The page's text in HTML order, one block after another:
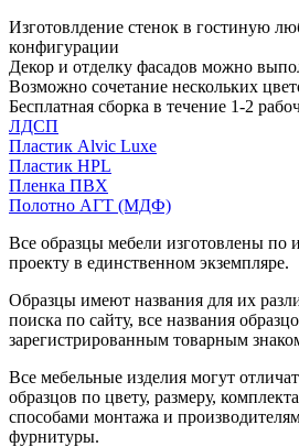
Изготовлдение стенок в гостиную
конфигурации
Декор и отделку фасадов можно
Возможно сочетание нескольких
Бесплатная сборка в течение 1-2
ЛДСП
Пластик Alvic Luxe
Пластик HPL
Пленка ПВХ
Полотно АГТ (МДФ)
Все образцы мебели изготовлены по
проекту в единственном экземпляре.
Образцы имеют названия для их
поиска по сайту, все названия
зарегистрированным товарным
Все мебельные изделия могут
образцов по цвету, размеру,
способами монтажа и
фурнитуры.